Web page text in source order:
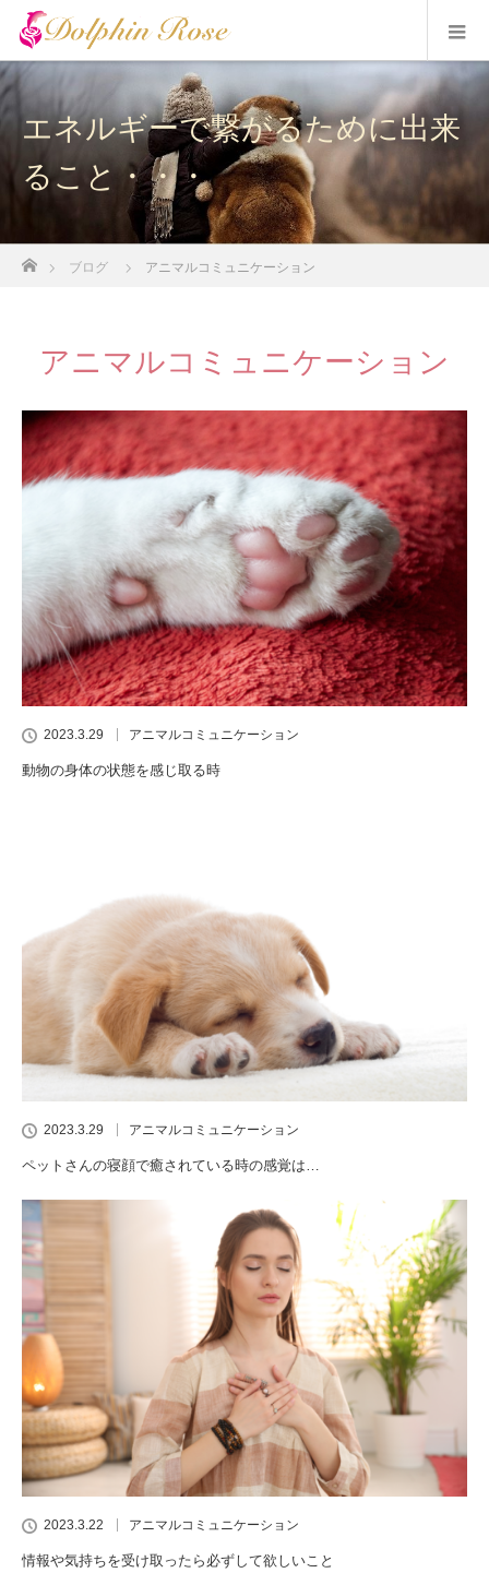
エネルギーで繋がるために出来
ること・・・
ブログ アニマルコミュニケーション
アニマルコミュニケーション
2023.3.29 アニマルコミュニケーション
動物の身体の状態を感じ取る時
2023.3.29 アニマルコミュニケーション
ペットさんの寝顔で癒されている時の感覚は…
2023.3.22 アニマルコミュニケーション
情報や気持ちを受け取ったら必ずして欲しいこと